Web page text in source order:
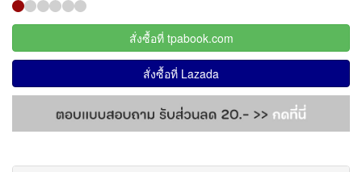
สั่งซื้อที่ tpabook.com
สั่งซื้อที่ Lazada